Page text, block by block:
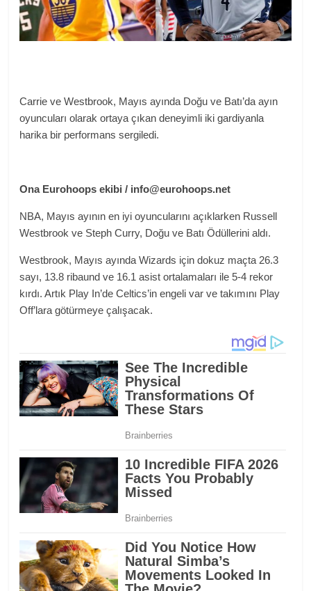
Carrie ve Westbrook, Mayıs ayında Doğu ve Batı’da ayın
oyuncuları olarak ortaya çıkan deneyimli iki gardiyanla
harika bir performans sergiledi.
OnaEurohoops ekibi / info@eurohoops.net
NBA, Mayıs ayının en iyi oyuncularını açıklarken Russell
Westbrook ve Steph Curry, Doğu ve Batı Ödüllerini aldı.
Westbrook, Mayıs ayında Wizards için dokuz maçta 26.3
sayı, 13.8 ribaund ve 16.1 asist ortalamaları ile 5-4 rekor
kırdı. Artık Play In’de Celtics’in engeli var ve takımını Play
Off’lara götürmeye çalışacak.